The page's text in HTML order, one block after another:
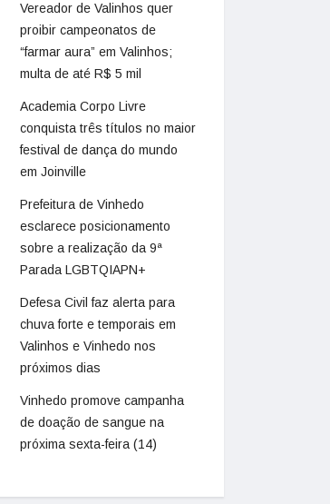
Vereador de Valinhos quer
proibir campeonatos de
“farmar aura” em Valinhos;
multa de até R$ 5 mil
Academia Corpo Livre
conquista três títulos no maior
festival de dança do mundo
em Joinville
Prefeitura de Vinhedo
esclarece posicionamento
sobre a realização da 9ª
Parada LGBTQIAPN+
Defesa Civil faz alerta para
chuva forte e temporais em
Valinhos e Vinhedo nos
próximos dias
Vinhedo promove campanha
de doação de sangue na
próxima sexta-feira (14)